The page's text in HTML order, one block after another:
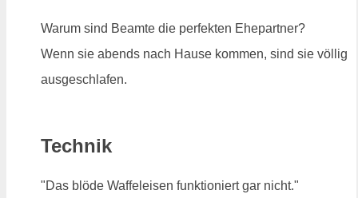
Warum sind Beamte die perfekten Ehepartner?
Wenn sie abends nach Hause kommen, sind sie völlig
ausgeschlafen.
Technik
"Das blöde Waffeleisen funktioniert gar nicht."